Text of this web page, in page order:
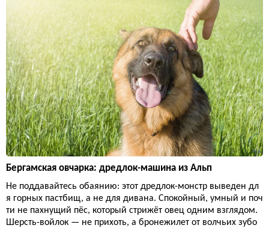
Бергамская овчарка: дредлок-машина из Альп
Не поддавайтесь обаянию: этот дредлок-монстр выведен дл
я горных пастбищ, а не для дивана. Спокойный, умный и поч
ти не пахнущий пёс, который стрижёт овец одним взглядом.
Шерсть-войлок — не прихоть, а бронежилет от волчьих зубо